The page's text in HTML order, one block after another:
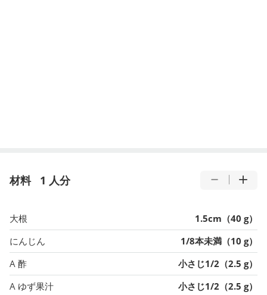
材料 1 人分
大根
1.5cm（40 g）
にんじん
1/8本未満（10 g）
A 酢
小さじ1/2（2.5 g）
A ゆず果汁
小さじ1/2（2.5 g）